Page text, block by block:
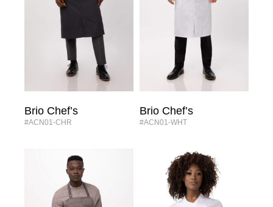
Brio Chef’s
#ACN01-CHR
Brio Chef’s
#ACN01-WHT